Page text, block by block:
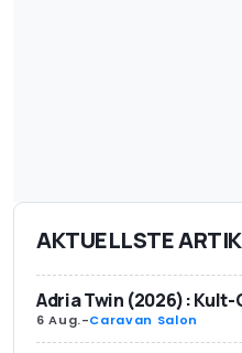
AKTUELLSTE
Adria Twin (2026):
6 Aug.-Caravan Salon